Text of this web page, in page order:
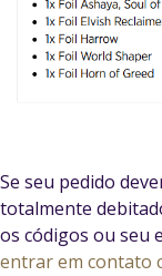
Se seu pedido
totalmente
os códigos ou seu
entrar em contato